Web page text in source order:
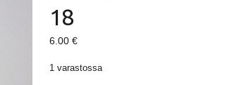
18
6.00 €
1 varastossa